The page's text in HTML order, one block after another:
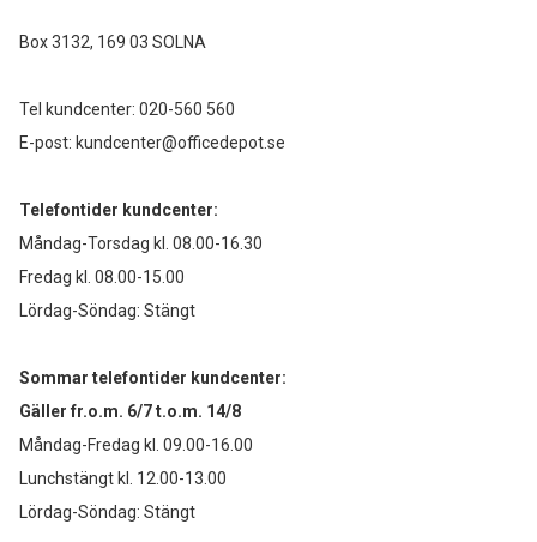
Box 3132, 169 03 SOLNA
Tel kundcenter: 020-560 560
E-post: kundcenter@officedepot.se
Telefontider kundcenter:
Måndag-Torsdag kl. 08.00-16.30
Fredag kl. 08.00-15.00
Lördag-Söndag: Stängt
Sommar telefontider kundcenter:
Gäller fr.o.m. 6/7 t.o.m. 14/8
Måndag-Fredag kl. 09.00-16.00
Lunchstängt kl. 12.00-13.00
Lördag-Söndag: Stängt